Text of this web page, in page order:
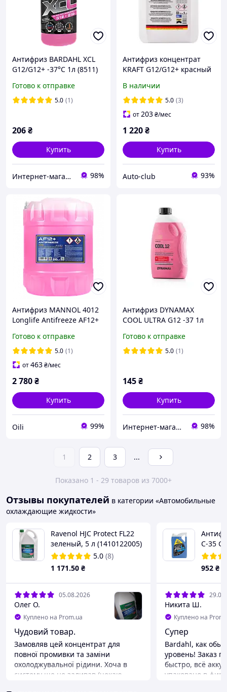
Антифриз BARDAHL XCL
G12/G12+ -37°C 1л (8511)
Готово к отправке
5.0 (1)
206₴
Купить
Интернет-магазин BiBiOil 98%
Антифриз концентрат
KRAFT G12/G12+ красный
В наличии
5.0 (3)
от203₴/мес
1 220₴
Купить
Auto-club 93%
Антифриз MANNOL 4012
Longlife Antifreeze AF12+
готовый раствор
(охлаждающая жидкость)
Готово к отправке
5.0 (1)
от463₴/мес
2 780₴
Купить
Oili 99%
Антифриз DYNAMAX
COOL ULTRA G12 -37 1л
Готово к отправке
5.0 (1)
145₴
Купить
Интернет-магазин BiBiOil 98%
1 2 3 ...
Показано 1 - 29 товаров из 7000+
Отзывы покупателей в категории «Автомобильные
охлаждающие жидкости»
Ravenol HJC Protect FL22
зеленый, 5 л (1410122005)
концентрат антифриза
5.0 (8)
1 171.50 ₴
05.08.2026
Олег О.
Куплено на Prom.ua
Чудовий товар.
Замовляв цей концентрат для
повної промивки та заміни
охолоджувальної рідини. Хоча в
систему ще не заливав (чекаю
C-35
952 ₴
Никита Ш.
Куплено на
Супер
Bardahl, как
уровень! Заказ
быстро, всё
упаковано в